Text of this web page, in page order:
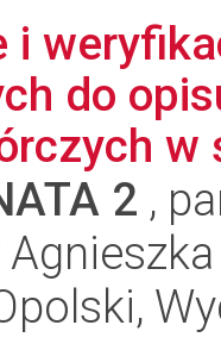
i
do
w
2 ,